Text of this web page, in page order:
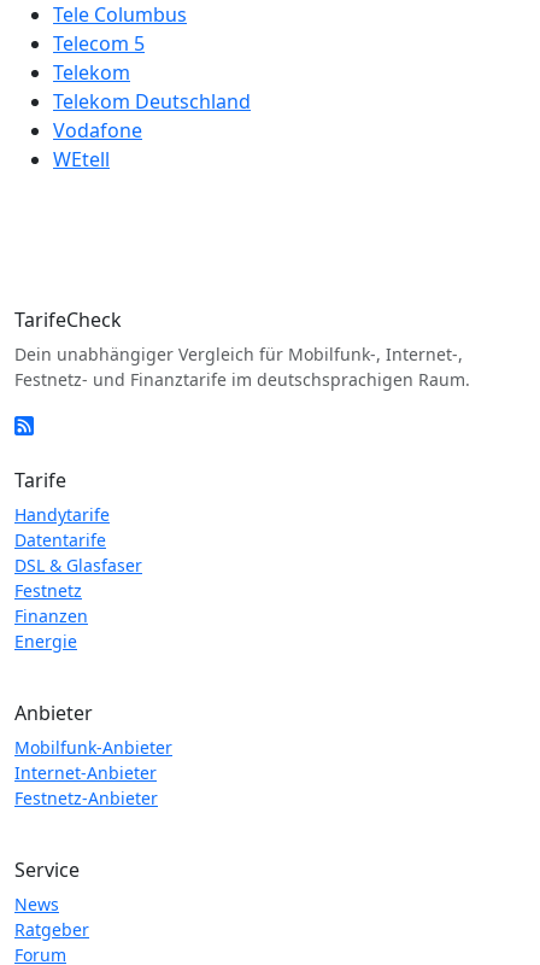
Tele Columbus
Telecom 5
Telekom
Telekom Deutschland
Vodafone
WEtell
TarifeCheck
Dein unabhängiger Vergleich für Mobilfunk-, Internet-,
Festnetz- und Finanztarife im deutschsprachigen Raum.
Tarife
Handytarife
Datentarife
DSL & Glasfaser
Festnetz
Finanzen
Energie
Anbieter
Mobilfunk-Anbieter
Internet-Anbieter
Festnetz-Anbieter
Service
News
Ratgeber
Forum